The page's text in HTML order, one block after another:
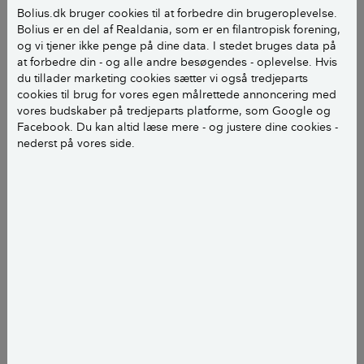
Bolius.dk bruger cookies til at forbedre din brugeroplevelse.
Bolius er en del af Realdania, som er en filantropisk forening,
og vi tjener ikke penge på dine data. I stedet bruges data på
at forbedre din - og alle andre besøgendes - oplevelse. Hvis
du tillader marketing cookies sætter vi også tredjeparts
cookies til brug for vores egen målrettede annoncering med
vores budskaber på tredjeparts platforme, som Google og
Facebook. Du kan altid læse mere - og justere dine cookies -
nederst på vores side.
På den udvendige side af systemet er der afløb med
vand. Vi har en debat, om det vand er fugt trukket ud
af boligen.
Carsten A